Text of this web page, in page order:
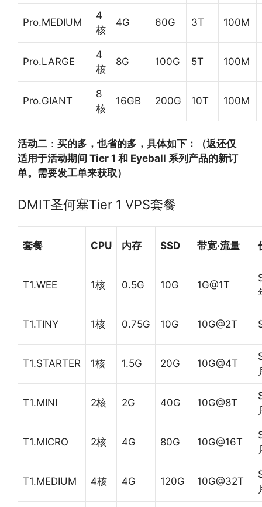
Pro.MEDIUM
4
核
4G 60G 3T 100M
Pro.LARGE
4
核
8G 100G 5T 100M
Pro.GIANT
8
核
16GB 200G 10T 100M
活动二 ： 买的多，也省的多，具体如下：（返还仅
适用于活动期间 Tier 1 和 Eyeball 系列产品的新订
单。需要发工单来获取）
DMIT圣何塞Tier 1 VPS套餐
套餐 CPU 内存 SSD 带宽·流量
T1.WEE 1核 0.5G 10G 1G@1T
T1.TINY 1核 0.75G 10G 10G@2T
T1.STARTER 1核 1.5G 20G 10G@4T
T1.MINI 2核 2G 40G 10G@8T
T1.MICRO 2核 4G 80G 10G@16T
T1.MEDIUM 4核 4G 120G 10G@32T